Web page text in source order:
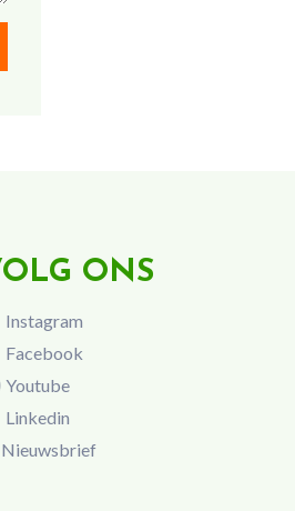
ONS
Instagram
Facebook
Youtube
Linkedin